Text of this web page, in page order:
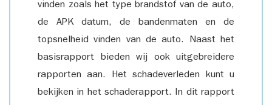
vinden zoals het type brandstof van de auto,
de APK datum, de bandenmaten en de
topsnelheid vinden van de auto. Naast het
basisrapport bieden wij ook uitgebreidere
rapporten aan. Het schadeverleden kunt u
bekijken in het schaderapport. In dit rapport